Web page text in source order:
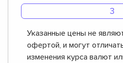
Указанные цены не
офертой, и могут
изменения курса валют